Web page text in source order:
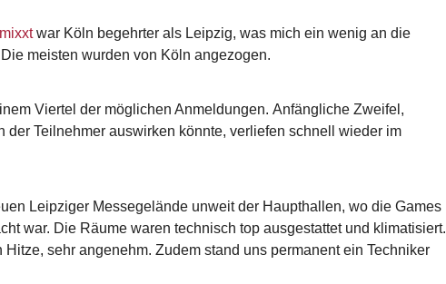
mixxtwar Köln begehrter als Leipzig, was mich ein wenig an die
meisten wurden von Köln angezogen.
Viertel der möglichen Anmeldungen. Anfängliche Zweifel,
der Teilnehmer auswirken könnte, verliefen schnell wieder im
Leipziger Messegelände unweit der Haupthallen, wo die Games
war. Die Räume waren technisch top ausgestattet und klimatisiert.
sehr angenehm. Zudem stand uns permanent ein Techniker